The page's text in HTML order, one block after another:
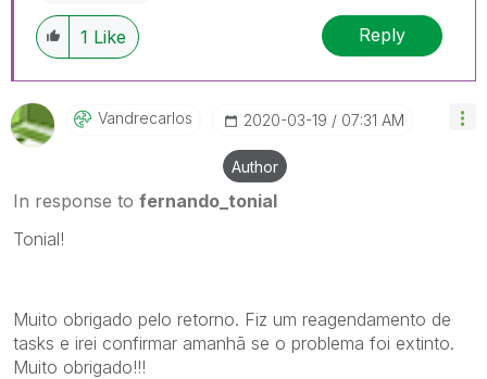
1 Like Reply
Vandrecarlos ‎2020-03-19 07:31 AM
Author
In response to fernando_tonial
Tonial!
Muito obrigado pelo retorno. Fiz um reagendamento de
tasks e irei confirmar amanhã se o problema foi extinto.
Muito obrigado!!!